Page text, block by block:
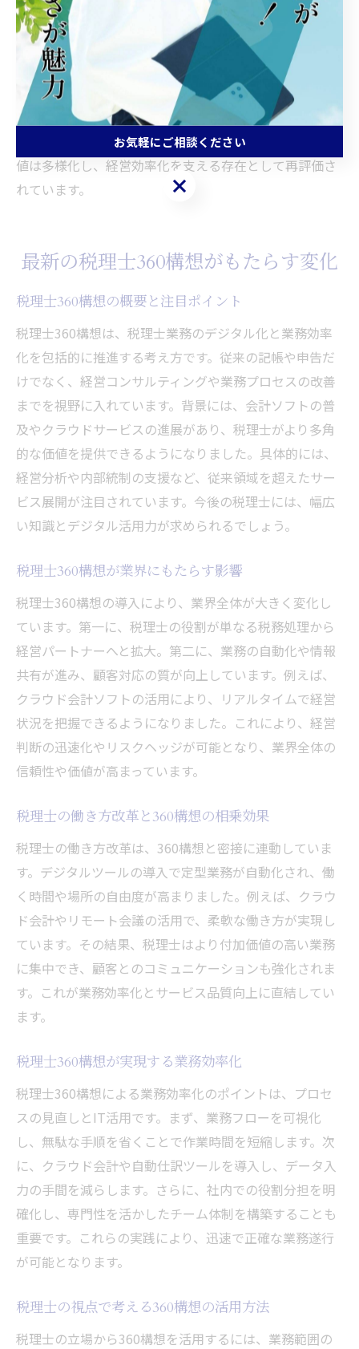
経営効率化を支える税理士の価値再発見
経営効率化の実現には、税理士の専門知識と実践力が不
可欠です。なぜなら、税務や会計の枠を超えた経営支援
が求められているからです。たとえば、資金計画の立案
や経営戦略のサポートなど、税理士が経営パートナーと
して機能する場面が増えています。今後も、税理士の価
値は多様化し、経営効率化を支える存在として再評価さ
れています。
最新の税理士360構想がもたらす変化
税理士360構想の概要と注目ポイント
税理士360構想は、税理士業務のデジタル化と業務効率
化を包括的に推進する考え方です。従来の記帳や申告だ
けでなく、経営コンサルティングや業務プロセスの改善
までを視野に入れています。背景には、会計ソフトの普
及やクラウドサービスの進展があり、税理士がより多角
的な価値を提供できるようになりました。具体的には、
経営分析や内部統制の支援など、従来領域を超えたサー
ビス展開が注目されています。今後の税理士には、幅広
い知識とデジタル活用力が求められるでしょう。
税理士360構想が業界にもたらす影響
税理士360構想の導入により、業界全体が大きく変化し
ています。第一に、税理士の役割が単なる税務処理から
経営パートナーへと拡大。第二に、業務の自動化や情報
共有が進み、顧客対応の質が向上しています。例えば、
クラウド会計ソフトの活用により、リアルタイムで経営
状況を把握できるようになりました。これにより、経営
判断の迅速化やリスクヘッジが可能となり、業界全体の
信頼性や価値が高まっています。
税理士の働き方改革と360構想の相乗効果
税理士の働き方改革は、360構想と密接に連動していま
す。デジタルツールの導入で定型業務が自動化され、働
く時間や場所の自由度が高まりました。例えば、クラウ
ド会計やリモート会議の活用で、柔軟な働き方が実現し
ています。その結果、税理士はより付加価値の高い業務
に集中でき、顧客とのコミュニケーションも強化されま
す。これが業務効率化とサービス品質向上に直結してい
ます。
税理士360構想が実現する業務効率化
税理士360構想による業務効率化のポイントは、プロセ
スの見直しとIT活用です。まず、業務フローを可視化
し、無駄な手順を省くことで作業時間を短縮します。次
に、クラウド会計や自動仕訳ツールを導入し、データ入
力の手間を減らします。さらに、社内での役割分担を明
確化し、専門性を活かしたチーム体制を構築することも
重要です。これらの実践により、迅速で正確な業務遂行
が可能となります。
税理士の視点で考える360構想の活用方法
税理士の立場から360構想を活用するには、業務範囲の
お気軽にご相談ください
お気軽にご相談ください